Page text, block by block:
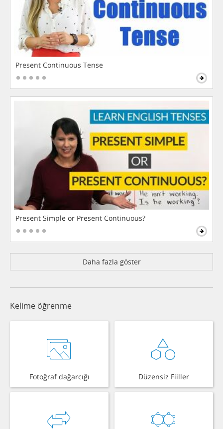
Present Continuous Tense
Present Simple or Present Continuous?
Daha fazla göster
Kelime öğrenme
Fotoğraf dağarcığı Düzensiz Fiiller